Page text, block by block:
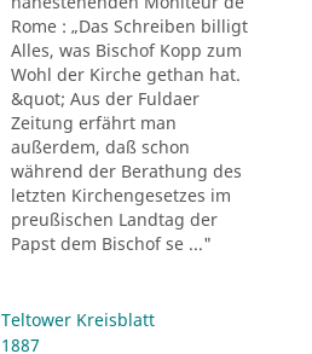
Rome : „Das Schreiben billigt
Alles, was Bischof Kopp zum
Wohl der Kirche gethan hat.
&quot; Aus der Fuldaer
Zeitung erfährt man
außerdem, daß schon
während der Berathung des
letzten Kirchengesetzes im
preußischen Landtag der
Papst dem Bischof se ..."
Teltower Kreisblatt
1887